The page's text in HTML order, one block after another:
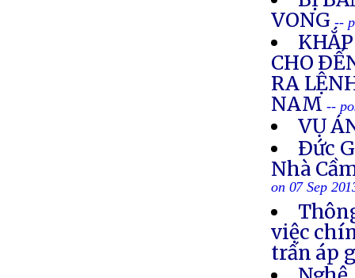
VONG --
CHO
RA
NAM--
VỤ
Ðức
Nhà
on 07 Sep
việc
trấn áp